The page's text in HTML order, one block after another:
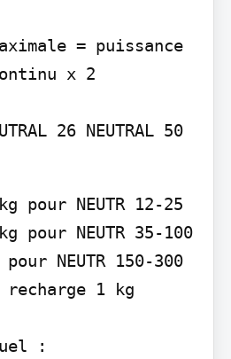
= puissance
x 2
26 NEUTRAL 50
pour NEUTR 12-25
pour NEUTR 35-100
NEUTR 150-300
1 kg
: